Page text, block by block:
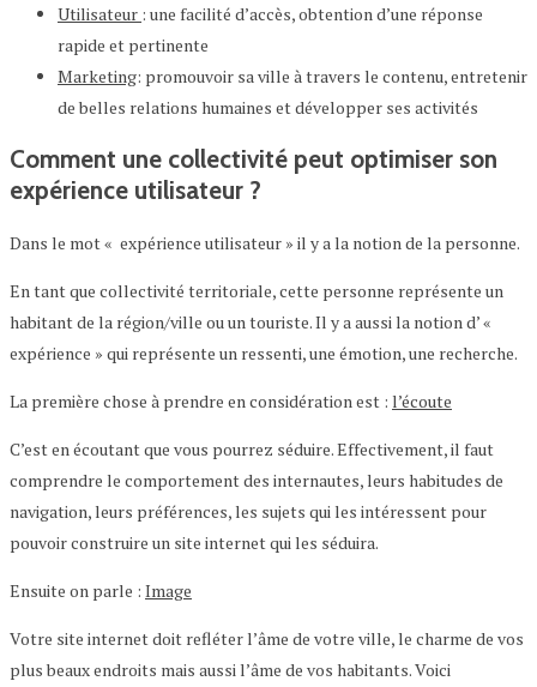
Utilisateur : une facilité d’accès, obtention d’une réponse
rapide et pertinente
Marketing: promouvoir sa ville à travers le contenu, entretenir
de belles relations humaines et développer ses activités
Comment une collectivité peut optimiser son
expérience utilisateur ?
Dans le mot « expérience utilisateur » il y a la notion de la personne.
En tant que collectivité territoriale, cette personne représente un
habitant de la région/ville ou un touriste. Il y a aussi la notion d’ «
expérience » qui représente un ressenti, une émotion, une recherche.
La première chose à prendre en considération est : l’écoute
C’est en écoutant que vous pourrez séduire. Effectivement, il faut
comprendre le comportement des internautes, leurs habitudes de
navigation, leurs préférences, les sujets qui les intéressent pour
pouvoir construire un site internet qui les séduira.
Ensuite on parle : Image
Votre site internet doit refléter l’âme de votre ville, le charme de vos
plus beaux endroits mais aussi l’âme de vos habitants. Voici